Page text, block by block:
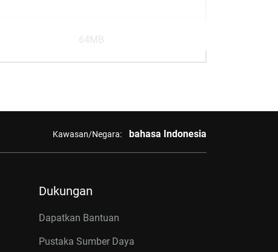
64MB
Kawasan/Negara: bahasa Indonesia
Dukungan
Dapatkan Bantuan
Pustaka Sumber Daya